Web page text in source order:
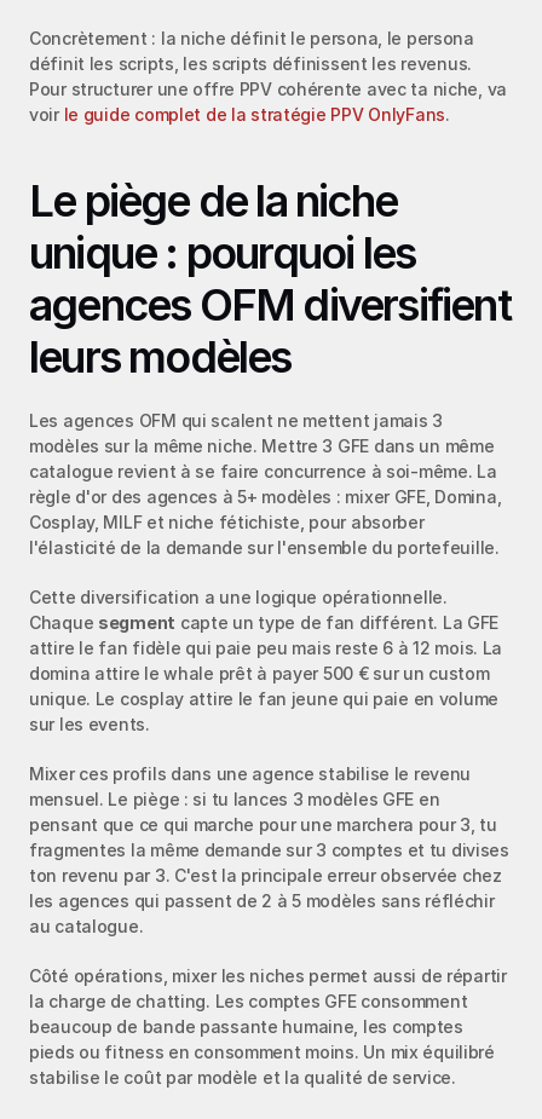
Concrètement : la niche définit le persona, le persona
définit les scripts, les scripts définissent les revenus.
Pour structurer une offre PPV cohérente avec ta niche, va
voir le guide complet de la stratégie PPV OnlyFans.
Le piège de la niche
unique : pourquoi les
agences OFM diversifient
leurs modèles
Les agences OFM qui scalent ne mettent jamais 3
modèles sur la même niche. Mettre 3 GFE dans un même
catalogue revient à se faire concurrence à soi-même. La
règle d'or des agences à 5+ modèles : mixer GFE, Domina,
Cosplay, MILF et niche fétichiste, pour absorber
l'élasticité de la demande sur l'ensemble du portefeuille.
Cette diversification a une logique opérationnelle.
Chaque segment capte un type de fan différent. La GFE
attire le fan fidèle qui paie peu mais reste 6 à 12 mois. La
domina attire le whale prêt à payer 500 € sur un custom
unique. Le cosplay attire le fan jeune qui paie en volume
sur les events.
Mixer ces profils dans une agence stabilise le revenu
mensuel. Le piège : si tu lances 3 modèles GFE en
pensant que ce qui marche pour une marchera pour 3, tu
fragmentes la même demande sur 3 comptes et tu divises
ton revenu par 3. C'est la principale erreur observée chez
les agences qui passent de 2 à 5 modèles sans réfléchir
au catalogue.
Côté opérations, mixer les niches permet aussi de répartir
la charge de chatting. Les comptes GFE consomment
beaucoup de bande passante humaine, les comptes
pieds ou fitness en consomment moins. Un mix équilibré
stabilise le coût par modèle et la qualité de service.